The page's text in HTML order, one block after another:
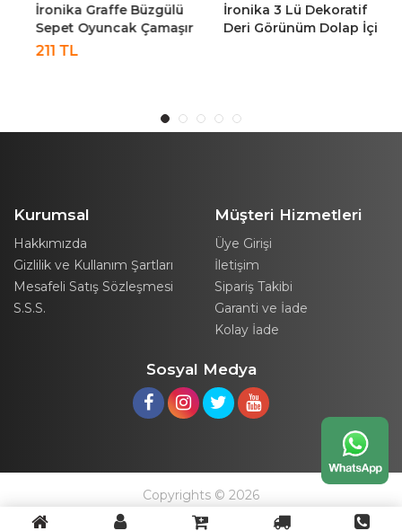
İronika Graffe Büzgülü
Sepet Oyuncak Çamaşır
Havlu Sepeti Yuvarlak
211 TL
İronika 3 Lü Dekoratif
Deri Görünüm Dolap İçi
Kurumsal
Hakkımızda
Gizlilik ve Kullanım Şartları
Mesafeli Satış Sözleşmesi
S.S.S.
Müşteri Hizmetleri
Üye Girişi
İletişim
Sipariş Takibi
Garanti ve İade
Kolay İade
Sosyal Medya
Copyrights © 2026